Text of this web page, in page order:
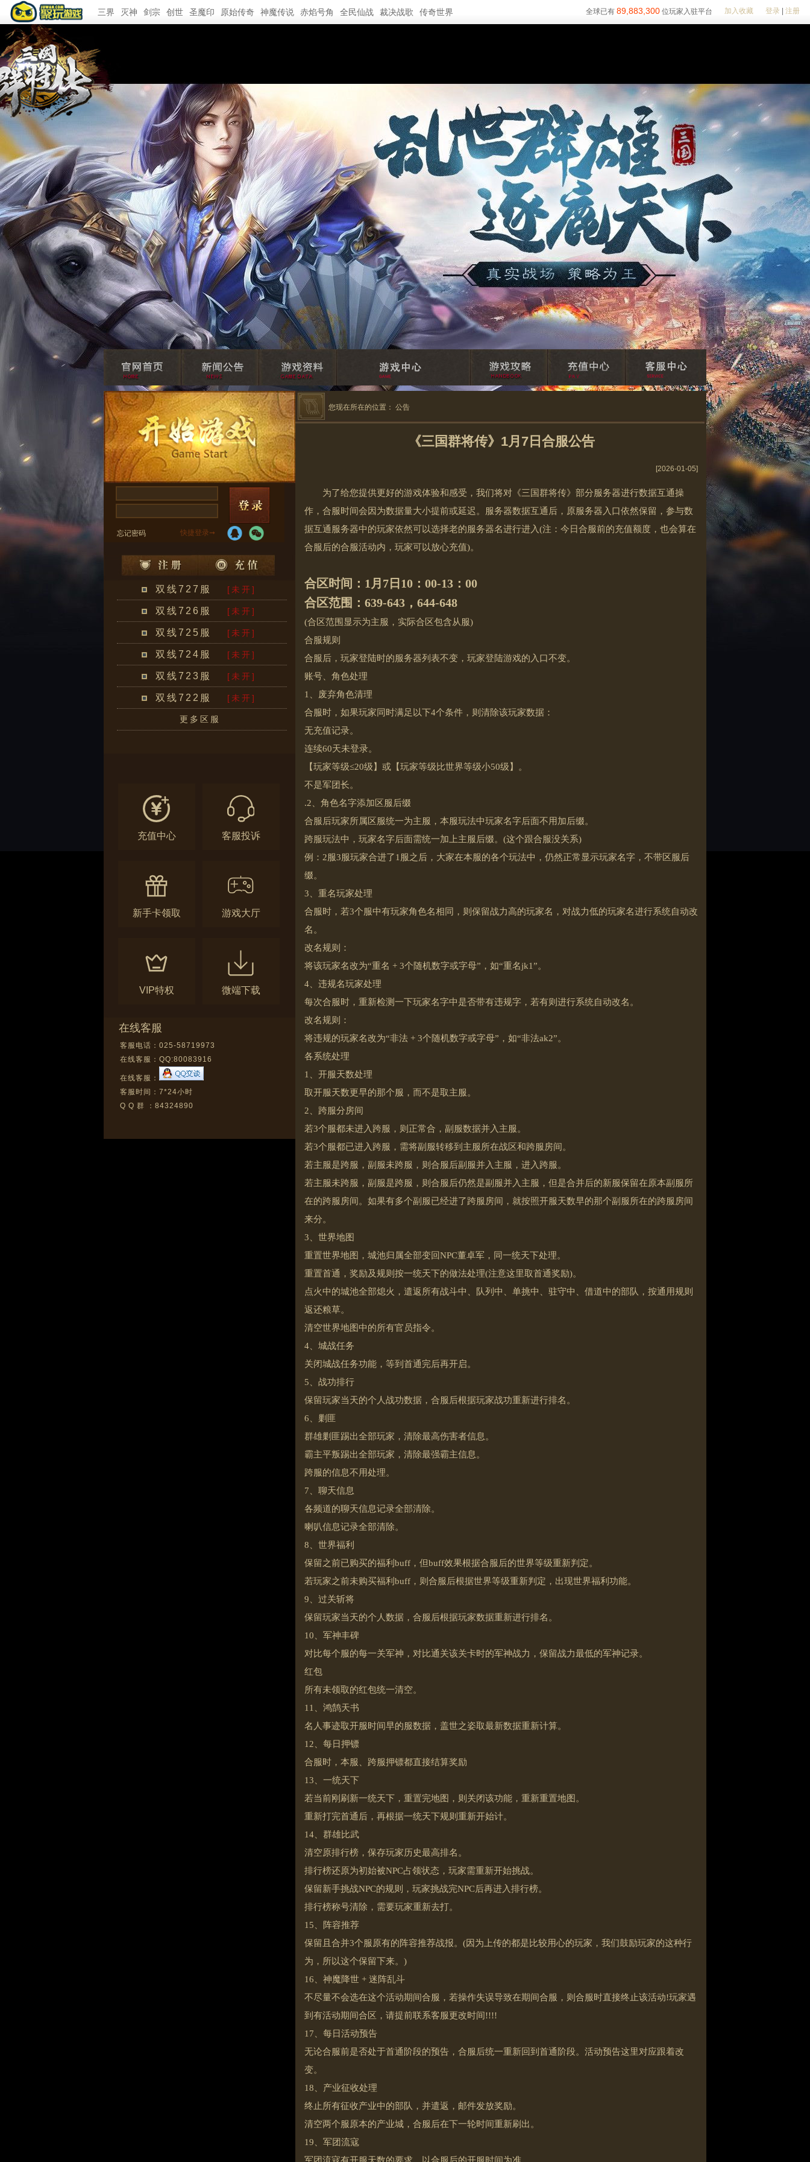
三界 灭神 剑宗 创世 圣魔印 原始传奇 神魔传说 赤焰号角 全民仙战 裁决战歌 传奇世界 全球已有 89,883,300 位玩家入驻平台 加入收藏 登录 注册
双线727服 [未开]
双线726服 [未开]
双线725服 [未开]
双线724服 [未开]
双线723服 [未开]
双线722服 [未开]
更多区服
充值中心 客服投诉
新手卡领取 游戏大厅
VIP特权 微端下载
在线客服
客服电话：025-58719973
在线客服： QQ:80083916
在线客服：
客服时间：7*24小时
Q Q 群 ：84324890
您现在所在的位置： 公告
《三国群将传》1月7日合服公告
[2026-01-05]
为了给您提供更好的游戏体验和感受，我们将对《三国群将传》部分服务器进行数据互通操
作，合服时间会因为数据量大小提前或延迟。服务器数据互通后，原服务器入口依然保留，参与数
据互通服务器中的玩家依然可以选择老的服务器名进行进入(注：今日合服前的充值额度，也会算在
合服后的合服活动内，玩家可以放心充值)。
合区时间：1月7日10：00-13：00
合区范围：639-643，644-648
(合区范围显示为主服，实际合区包含从服)
合服规则
合服后，玩家登陆时的服务器列表不变，玩家登陆游戏的入口不变。
账号、角色处理
1、废弃角色清理
合服时，如果玩家同时满足以下4个条件，则清除该玩家数据：
无充值记录。
连续60天未登录。
【玩家等级≤20级】或【玩家等级比世界等级小50级】。
不是军团长。
.2、角色名字添加区服后缀
合服后玩家所属区服统一为主服，本服玩法中玩家名字后面不用加后缀。
跨服玩法中，玩家名字后面需统一加上主服后缀。(这个跟合服没关系)
例：2服3服玩家合进了1服之后，大家在本服的各个玩法中，仍然正常显示玩家名字，不带区服后
缀。
3、重名玩家处理
合服时，若3个服中有玩家角色名相同，则保留战力高的玩家名，对战力低的玩家名进行系统自动改
名。
改名规则：
将该玩家名改为“重名 + 3个随机数字或字母”，如“重名jk1”。
4、违规名玩家处理
每次合服时，重新检测一下玩家名字中是否带有违规字，若有则进行系统自动改名。
改名规则：
将违规的玩家名改为“非法 + 3个随机数字或字母”，如“非法ak2”。
各系统处理
1、开服天数处理
取开服天数更早的那个服，而不是取主服。
2、跨服分房间
若3个服都未进入跨服，则正常合，副服数据并入主服。
若3个服都已进入跨服，需将副服转移到主服所在战区和跨服房间。
若主服是跨服，副服未跨服，则合服后副服并入主服，进入跨服。
若主服未跨服，副服是跨服，则合服后仍然是副服并入主服，但是合并后的新服保留在原本副服所
在的跨服房间。如果有多个副服已经进了跨服房间，就按照开服天数早的那个副服所在的跨服房间
来分。
3、世界地图
重置世界地图，城池归属全部变回NPC董卓军，同一统天下处理。
重置首通，奖励及规则按一统天下的做法处理(注意这里取首通奖励)。
点火中的城池全部熄火，遣返所有战斗中、队列中、单挑中、驻守中、借道中的部队，按通用规则
返还粮草。
清空世界地图中的所有官员指令。
4、城战任务
关闭城战任务功能，等到首通完后再开启。
5、战功排行
保留玩家当天的个人战功数据，合服后根据玩家战功重新进行排名。
6、剿匪
群雄剿匪踢出全部玩家，清除最高伤害者信息。
霸主平叛踢出全部玩家，清除最强霸主信息。
跨服的信息不用处理。
7、聊天信息
各频道的聊天信息记录全部清除。
喇叭信息记录全部清除。
8、世界福利
保留之前已购买的福利buff，但buff效果根据合服后的世界等级重新判定。
若玩家之前未购买福利buff，则合服后根据世界等级重新判定，出现世界福利功能。
9、过关斩将
保留玩家当天的个人数据，合服后根据玩家数据重新进行排名。
10、军神丰碑
对比每个服的每一关军神，对比通关该关卡时的军神战力，保留战力最低的军神记录。
红包
所有未领取的红包统一清空。
11、鸿鹄天书
名人事迹取开服时间早的服数据，盖世之姿取最新数据重新计算。
12、每日押镖
合服时，本服、跨服押镖都直接结算奖励
13、一统天下
若当前刚刷新一统天下，重置完地图，则关闭该功能，重新重置地图。
重新打完首通后，再根据一统天下规则重新开始计。
14、群雄比武
清空原排行榜，保存玩家历史最高排名。
排行榜还原为初始被NPC占领状态，玩家需重新开始挑战。
保留新手挑战NPC的规则，玩家挑战完NPC后再进入排行榜。
排行榜称号清除，需要玩家重新去打。
15、阵容推荐
保留且合并3个服原有的阵容推荐战报。(因为上传的都是比较用心的玩家，我们鼓励玩家的这种行
为，所以这个保留下来。)
16、神魔降世 + 迷阵乱斗
不尽量不会选在这个活动期间合服，若操作失误导致在期间合服，则合服时直接终止该活动!玩家遇
到有活动期间合区，请提前联系客服更改时间!!!!
17、每日活动预告
无论合服前是否处于首通阶段的预告，合服后统一重新回到首通阶段。活动预告这里对应跟着改
变。
18、产业征收处理
终止所有征收产业中的部队，并遣返，邮件发放奖励。
清空两个服原本的产业城，合服后在下一轮时间重新刷出。
19、军团流寇